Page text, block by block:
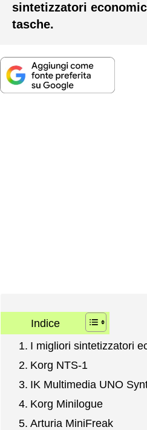
sintetizzatori
tasche.
Indice
I migliori sintetizzatori
Korg NTS-1
IK Multimedia UNO
Korg Minilogue
Arturia MiniFreak